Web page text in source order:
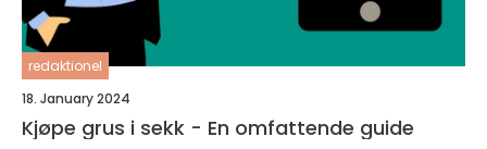
redaktionel
18. January 2024
Kjøpe grus i sekk - En omfattende guide